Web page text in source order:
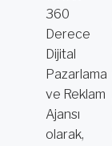
360
Derece
Dijital
Pazarlama
ve Reklam
Ajansı
olarak,